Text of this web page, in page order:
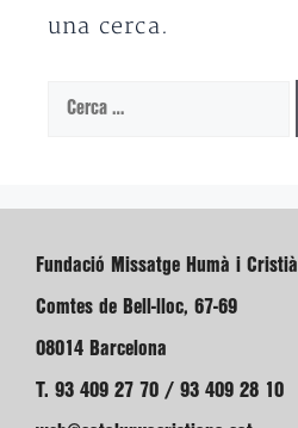
una cerca.
Cerca:
Fundació Missatge Humà i Cristià
Comtes de Bell-lloc, 67-69
08014 Barcelona
T. 93 409 27 70 / 93 409 28 10